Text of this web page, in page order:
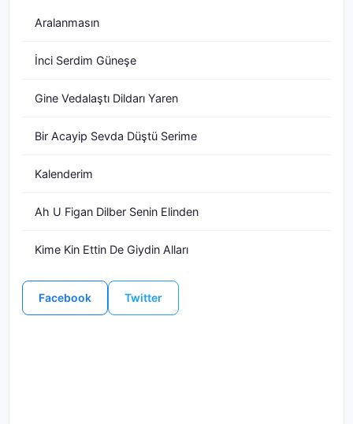
Aralanmasın
İnci Serdim Güneşe
Gine Vedalaştı Dildarı Yaren
Bir Acayip Sevda Düştü Serime
Kalenderim
Ah U Figan Dilber Senin Elinden
Kime Kin Ettin De Giydin Alları
Facebook Twitter